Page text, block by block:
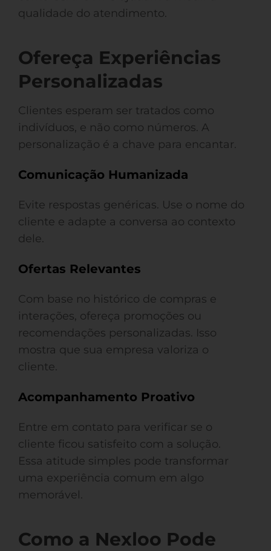
qualidade do atendimento.
Ofereça Experiências
Personalizadas
Clientes esperam ser tratados como
indivíduos, e não como números. A
personalização é a chave para encantar.
Comunicação Humanizada
Evite respostas genéricas. Use o nome do
cliente e adapte a conversa ao contexto
dele.
Ofertas Relevantes
Com base no histórico de compras e
interações, ofereça promoções ou
recomendações personalizadas. Isso
mostra que sua empresa valoriza o
cliente.
Acompanhamento Proativo
Entre em contato para verificar se o
cliente ficou satisfeito com a solução.
Essa atitude simples pode transformar
uma experiência comum em algo
memorável.
Como a Nexloo Pode